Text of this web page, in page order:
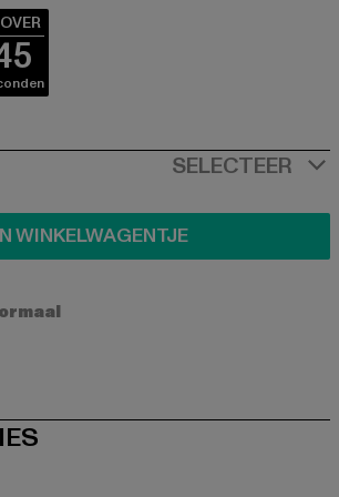
SELECTEER
WINKELWAGENTJE